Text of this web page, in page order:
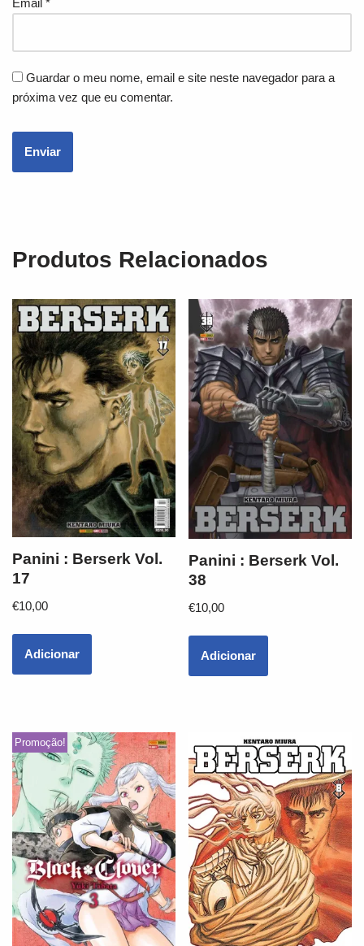
Email *
Guardar o meu nome, email e site neste navegador para a
próxima vez que eu comentar.
Produtos Relacionados
Panini : Berserk Vol.
17
€10,00
Adicionar
Panini : Berserk Vol.
38
€10,00
Adicionar
Promoção!